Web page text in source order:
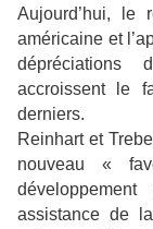
Aujourd’hui, le
américaine et
dépréciations
accroissent le
derniers.
Reinhart et
nouveau «
assistance de